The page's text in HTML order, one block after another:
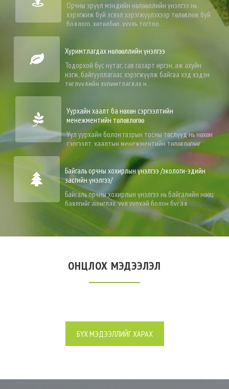
Орчны эрүүл мэндийн нөлөөллийн үнэлгээ нь
хэрэгжиж буй эсвэл хэрэгжүүлэхээр төлөвлөж буй
бодлого, хөтөлбөр, хууль тогтоо...
Хуримтлагдах нөлөөллийн үнэлгээ
Тодорхой бүс нутаг, сав газарт иргэн, аж ахуйн
нэгж, байгууллагаас хэрэгжүүлж байгаа хэд хэдэн
төслүүдийн хуримтлагдах н...
Уурхайн хаалт ба нөхөн сэргээлтийн
менежментийн төлөвлөгөө
Уул уурхайн болон газрын тосны төслүүд нь нөхөн
сэргээлт, хаалтын менежментийн төлөвлөгөөг
тухайн үйл ажиллагаа эхэлж, х...
Байгаль орчны хохирлын үнэлгээ /экологи-эдийн
засгийн үнэлгээ/
Байгаль орчны хохирлын үнэлгээ нь байгалийн нөөц
баялгийг ашиглах, уул уурхай болон бусад
үйлдвэрлэл, үйлчилгээ эрхлэх я...
ОНЦЛОХ МЭДЭЭЛЭЛ
БҮХ МЭДЭЭЛЛИЙГ ХАРАХ